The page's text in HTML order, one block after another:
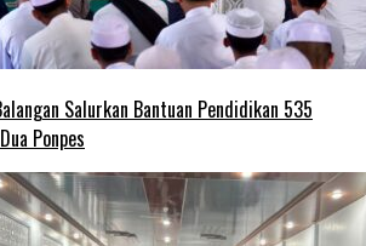
Salurkan Bantuan Pendidikan 535
Ponpes